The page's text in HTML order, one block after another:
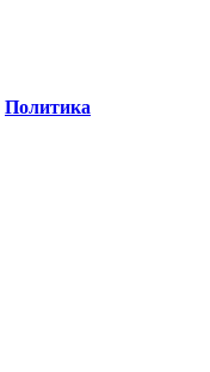
Политика